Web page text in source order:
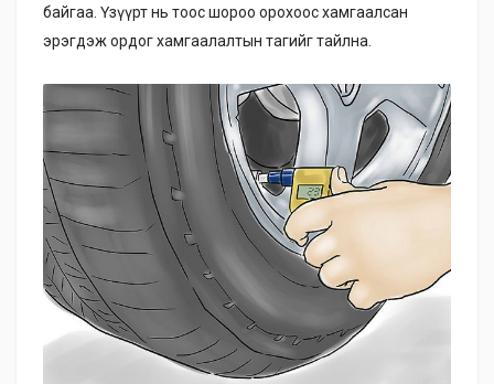
байгаа. Үзүүрт нь тоос шороо орохоос хамгаалсан
эрэгдэж ордог хамгаалалтын тагийг тайлна.